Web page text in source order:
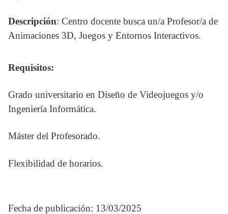
Descripción: Centro docente busca un/a Profesor/a de
Animaciones 3D, Juegos y Entornos Interactivos.
Requisitos:
Grado universitario en Diseño de Videojuegos y/o
Ingeniería Informática.
Máster del Profesorado.
Flexibilidad de horarios.
Fecha de publicación: 13/03/2025